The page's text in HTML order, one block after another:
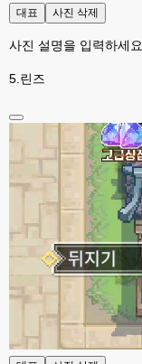
대표 사진 삭제
사진 설명을 입력하세요.
5.린즈